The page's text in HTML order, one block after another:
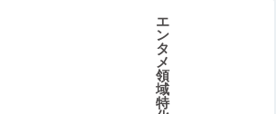
エ
ン
タ
メ
領
域
特